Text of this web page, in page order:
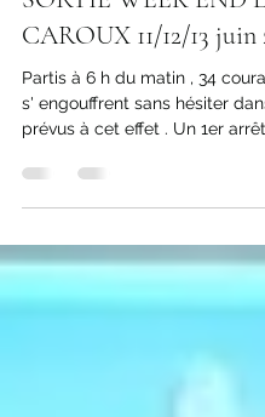
Sorties dimanche
SORTIE WEEK END
CAROUX 11/12/13 juin
Partis à 6 h du matin , 34